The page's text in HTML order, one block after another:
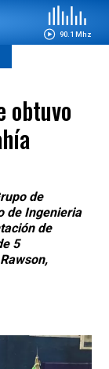
90.1 Mhz
obtuvo
de
de Ingenieria
de
5